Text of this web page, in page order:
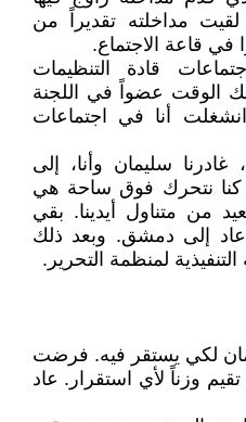
لقيت مداخلته تقديراً من
في قاعة الاجتماع.
قادة التنظيمات
الوقت عضواً في اللجنة
وانشغلت أنا في اجتماعات
سليمان وأنا، إلى
كنا نتحرك فوق ساحة هي
من متناول أيدينا. بقي
إلى دمشق. وبعد ذلك
لمنظمة التحرير.
لكي يستقر فيه. فرضت
تقيم وزناً لأي استقرار. عاد